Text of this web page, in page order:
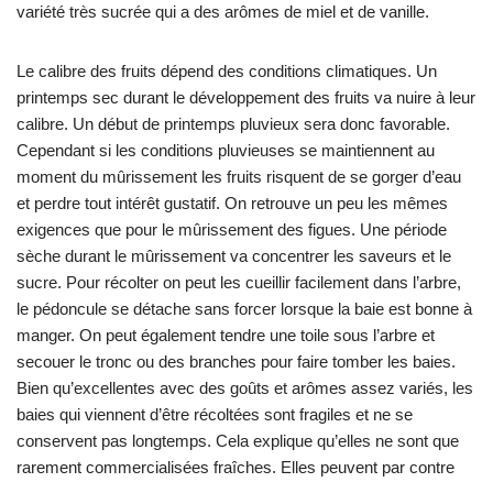
variété très sucrée qui a des arômes de miel et de vanille.
Le calibre des fruits dépend des conditions climatiques. Un
printemps sec durant le développement des fruits va nuire à leur
calibre. Un début de printemps pluvieux sera donc favorable.
Cependant si les conditions pluvieuses se maintiennent au
moment du mûrissement les fruits risquent de se gorger d’eau
et perdre tout intérêt gustatif. On retrouve un peu les mêmes
exigences que pour le mûrissement des figues. Une période
sèche durant le mûrissement va concentrer les saveurs et le
sucre. Pour récolter on peut les cueillir facilement dans l’arbre,
le pédoncule se détache sans forcer lorsque la baie est bonne à
manger. On peut également tendre une toile sous l’arbre et
secouer le tronc ou des branches pour faire tomber les baies.
Bien qu’excellentes avec des goûts et arômes assez variés, les
baies qui viennent d’être récoltées sont fragiles et ne se
conservent pas longtemps. Cela explique qu’elles ne sont que
rarement commercialisées fraîches. Elles peuvent par contre